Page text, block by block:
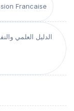
Francaise
الدليل العلمي